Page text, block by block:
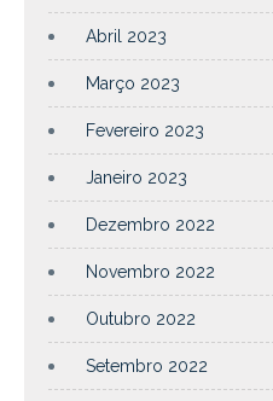
Abril 2023
Março 2023
Fevereiro 2023
Janeiro 2023
Dezembro 2022
Novembro 2022
Outubro 2022
Setembro 2022